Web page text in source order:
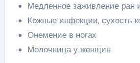
Медленное заживление ран
Кожные инфекции, сухость
Онемение в ногах
Молочница у женщин